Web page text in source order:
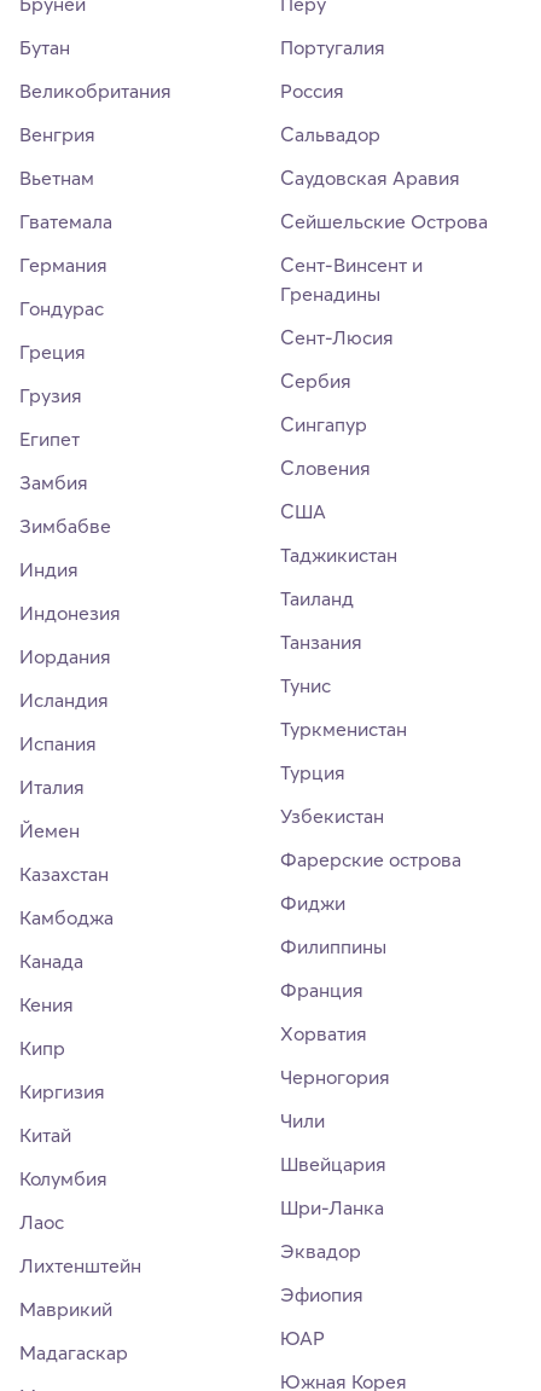
Бутан
Великобритания
Венгрия
Вьетнам
Гватемала
Германия
Гондурас
Греция
Грузия
Египет
Замбия
Зимбабве
Индия
Индонезия
Иордания
Исландия
Испания
Италия
Йемен
Казахстан
Камбоджа
Канада
Кения
Кипр
Киргизия
Китай
Колумбия
Лаос
Лихтенштейн
Маврикий
Мадагаскар
Португалия
Россия
Сальвадор
Саудовская Аравия
Сейшельские Острова
Сент-Винсент и
Гренадины
Сент-Люсия
Сербия
Сингапур
Словения
США
Таджикистан
Таиланд
Танзания
Тунис
Туркменистан
Турция
Узбекистан
Фарерские острова
Фиджи
Филиппины
Франция
Хорватия
Черногория
Чили
Швейцария
Шри-Ланка
Эквадор
Эфиопия
ЮАР
Южная Корея